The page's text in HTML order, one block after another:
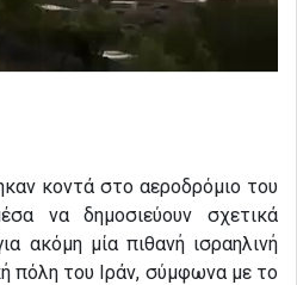
κοντά στο αεροδρόμιο του
να δημοσιεύουν σχετικά
ακόμη μία πιθανή ισραηλινή
πόλη του Ιράν, σύμφωνα με το